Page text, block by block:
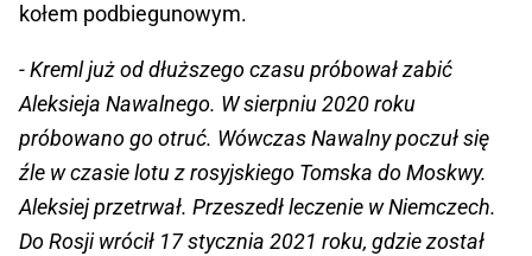
kołem podbiegunowym.
- Kreml już od dłuższego czasu próbował zabić
Aleksieja Nawalnego. W sierpniu 2020 roku
próbowano go otruć. Wówczas Nawalny poczuł się
źle w czasie lotu z rosyjskiego Tomska do Moskwy.
Aleksiej przetrwał. Przeszedł leczenie w Niemczech.
Do Rosji wrócił 17 stycznia 2021 roku, gdzie został